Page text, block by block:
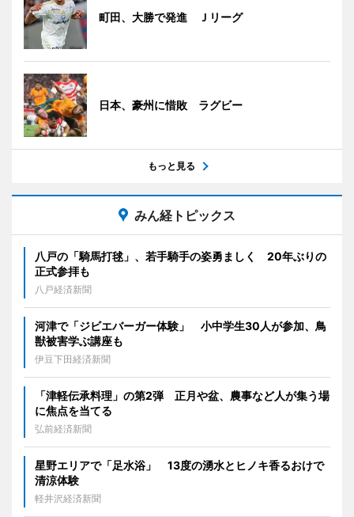
町田、大勝で発進 Ｊリーグ
日本、豪州に惜敗 ラグビー
もっと見る
みん経トピックス
八戸の「騎馬打毬」、若手騎手の姿勇ましく 20年ぶりの
正式参拝も
八戸経済新聞
河津で「ジビエバーガー体験」 小中学生30人が参加、鳥
獣被害学ぶ講座も
伊豆下田経済新聞
「津軽伝承料理」の第2弾 正月や盆、農事など人が集う場
に焦点を当てる
弘前経済新聞
星野エリアで「足水浴」 13度の湧水とヒノキ香るおけで
清涼体験
軽井沢経済新聞